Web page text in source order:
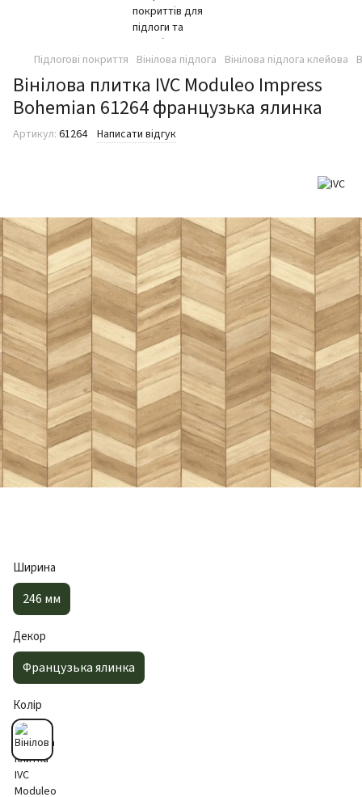
Підлогові покриття Вінілова підлога Вінілова підлога клейова
Вінілова плитка IVC Moduleo Impress
Bohemian 61264 французька ялинка
Артикул: 61264 Написати відгук
Ширина
246 мм
Декор
Французька ялинка
Колір